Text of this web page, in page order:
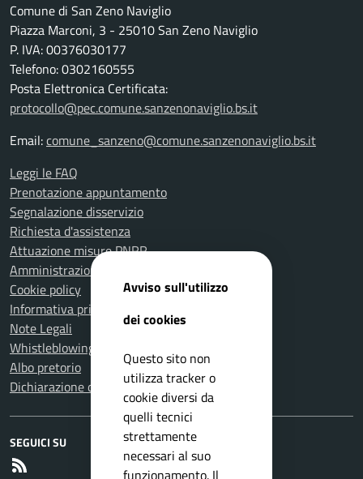
Comune di San Zeno Naviglio
Piazza Marconi, 3 - 25010 San Zeno Naviglio
P. IVA: 00376030177
Telefono: 0302160555
Posta Elettronica Certificata:
protocollo@pec.comune.sanzenonaviglio.bs.it
Email:comune_sanzeno@comune.sanzenonaviglio.bs.it
Leggi le FAQ
Prenotazione appuntamento
Segnalazione disservizio
Richiesta d'assistenza
Attuazione misure PNRR
Amministrazione trasparente
Cookie policy
Informativa privacy
Note Legali
Whistleblowing
Albo pretorio
Dichiarazione di accessibilità
SEGUICI SU
Avviso sull'utilizzo
dei cookies
Questo sito non
utilizza tracker o
cookie diversi da
quelli tecnici
strettamente
necessari al suo
funzionamento. Il